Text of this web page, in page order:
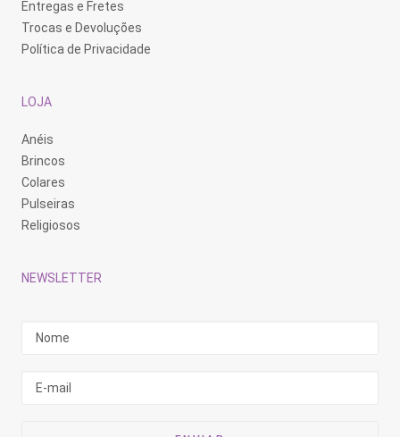
Entregas e Fretes
Trocas e Devoluções
Política de Privacidade
LOJA
Anéis
Brincos
Colares
Pulseiras
Religiosos
NEWSLETTER